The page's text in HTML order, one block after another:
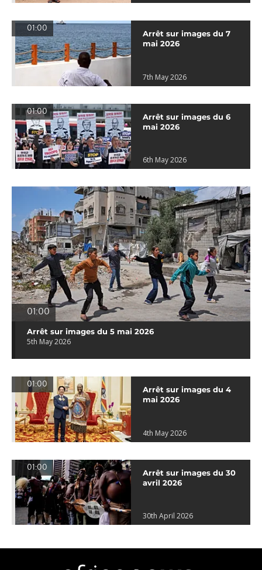
01:00
Arrêt sur images du 7
mai 2026
7th May 2026
01:00
Arrêt sur images du 6
mai 2026
6th May 2026
01:00
Arrêt sur images du 5 mai 2026
5th May 2026
01:00
Arrêt sur images du 4
mai 2026
4th May 2026
01:00
Arrêt sur images du 30
avril 2026
30th April 2026